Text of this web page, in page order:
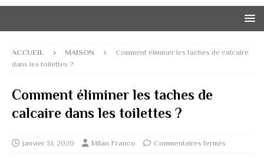
ACCUEIL MAISON
Comment éliminer les taches de calcaire
dans les toilettes ?
Comment éliminer les taches de
calcaire dans les toilettes ?
janvier 31, 2020 Milan Franco Commentaires fermés